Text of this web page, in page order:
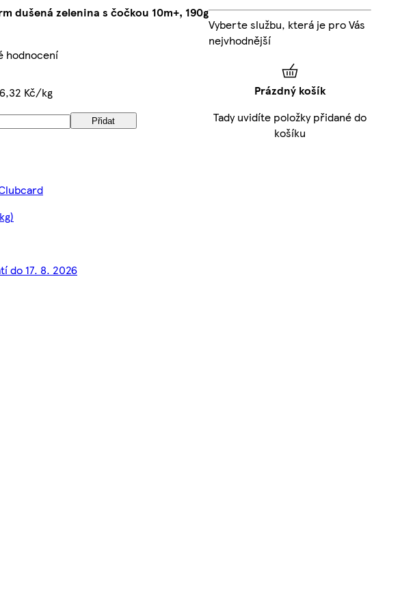
dušená zelenina s čočkou 10m+, 190g
hodnocení
Kč/kg
Přidat
do 17. 8. 2026
Vyberte službu, která je pro Vás
nejvhodnější
Prázdný košík
Tady uvidíte položky přidané do
košíku